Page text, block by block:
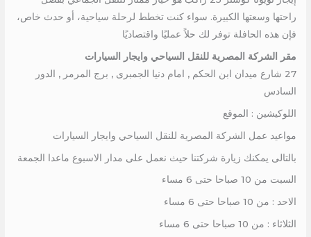
راحتها وسعتها الكبيرة. سواء كنت تخطط لرحلة سياحية، أو حدث خاص،
فإن هذه الحافلة توفر لك حلاً عمليًا واقتصاديًا
مقر الشركة المصرية للنقل السياحي وايجار السيارات
27 شارع ميدان ابن الحكم , امام دنيا الجمبرى , برج المرمر , الدور
السادس
اللوكيشين : الموقع
مواعيد عمل الشركة المصرية للنقل السياحي وايجار السيارات
بالتالى يمكنك زيارة شركتنا حيث نعمل على مدار الاسبوع ماعدا الجمعة
السبت من 10 صباحا حتى 6 مساء
الاحد : من 10 صباحا حتى 6 مساء
الثلاثاء : من 10 صباحا حتى 6 مساء